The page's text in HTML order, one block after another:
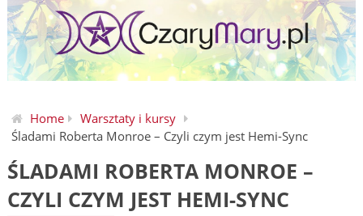
Home
Warsztaty i kursy
Śladami Roberta Monroe – Czyli czym jest Hemi-Sync
ŚLADAMI ROBERTA MONROE –
CZYLI CZYM JEST HEMI-SYNC